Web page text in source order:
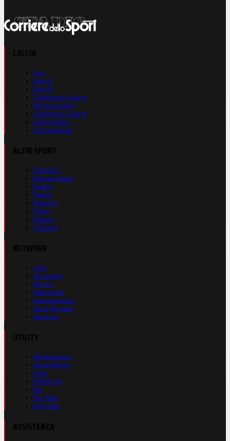
Live
Serie A
Serie B
Champions League
Europa League
Conference League
Calcio Estero
Calciomercato
Formula 1
Motomondiale
Basket
Tennis
Running
Volley
eSports
Ciclismo
Auto
Autosprint
Inmoto
Motosprint
Guerinsportivo
Sport Network
Fantacup
Abbonamenti
Prima Pagina
Store
Pubblicità
Rss
Site Map
Registrati